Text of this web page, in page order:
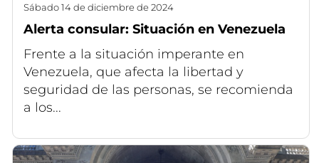
sábado 14 de diciembre de 2024
Alerta consular: Situación en Venezuela
Frente a la situación imperante en
Venezuela, que afecta la libertad y
seguridad de las personas, se recomienda
a los...